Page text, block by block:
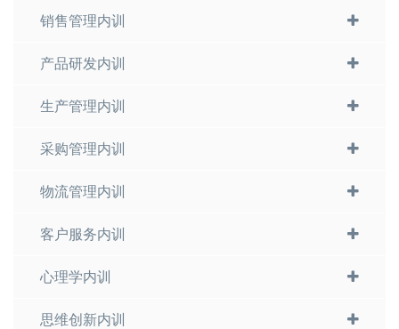
销售管理内训
产品研发内训
生产管理内训
采购管理内训
物流管理内训
客户服务内训
心理学内训
思维创新内训